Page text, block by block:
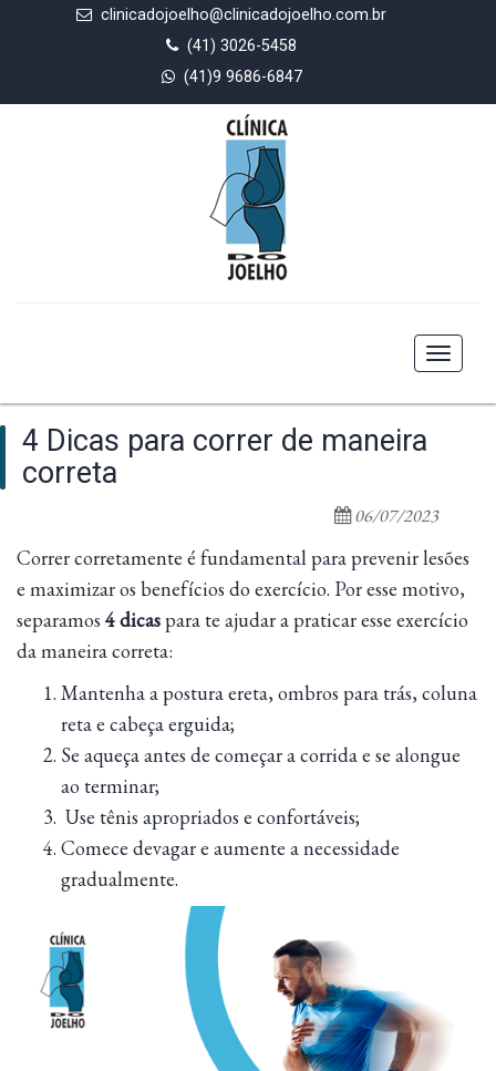
clinicadojoelho@clinicadojoelho.com.br
(41) 3026-5458
(41)9 9686-6847
Toggle
4 Dicas para correr de maneira
correta
06/07/2023
Correr corretamente é fundamental para prevenir lesões
e maximizar os benefícios do exercício. Por esse motivo,
separamos 4 dicaspara te ajudar a praticar esse exercício
da maneira correta:
Mantenha a postura ereta, ombros para trás, coluna
reta e cabeça erguida;
Se aqueça antes de começar a corrida e se alongue
ao terminar;
Use tênis apropriados e confortáveis;
Comece devagar e aumente a necessidade
gradualmente.